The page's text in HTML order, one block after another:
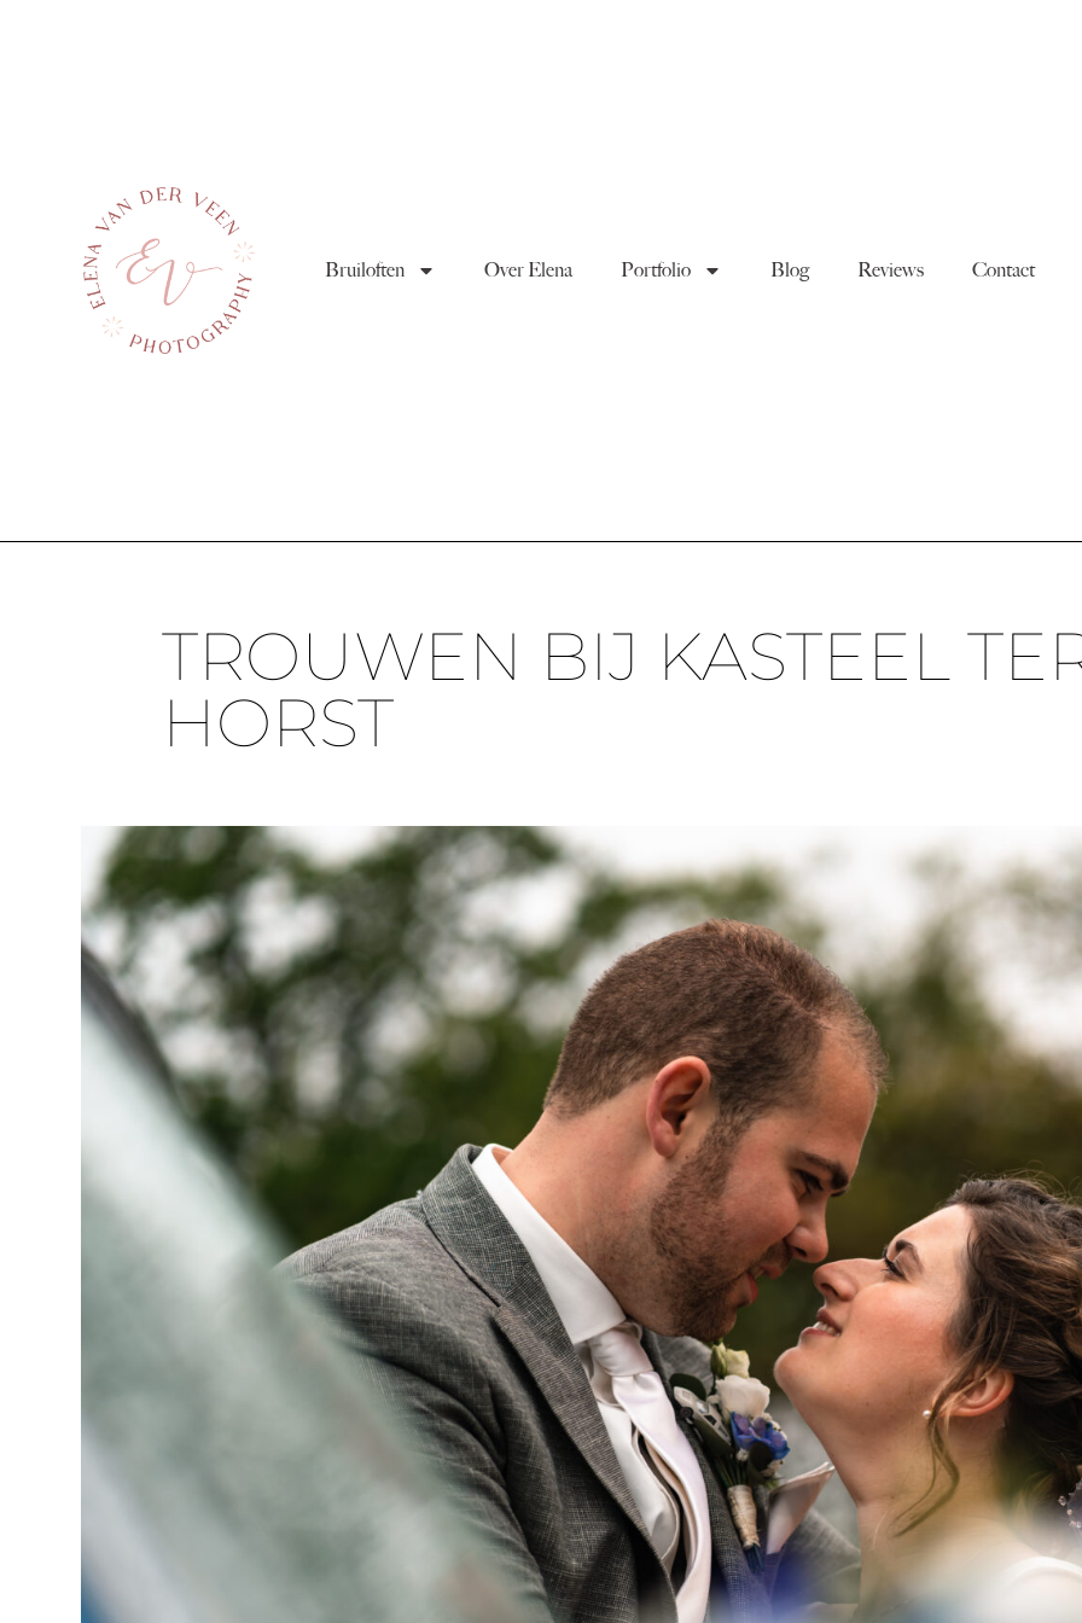
Bruiloften Over Elena Portfolio Blog Reviews Contact
TROUWEN BIJ KASTEEL
HORST